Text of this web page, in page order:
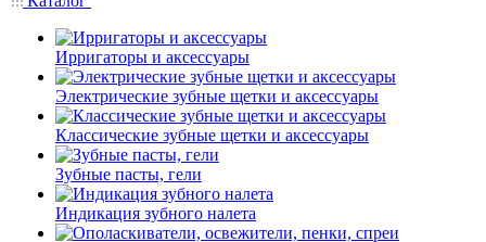
Ирригаторы и аксессуары
Электрические зубные щетки и аксессуары
Классические зубные щетки и аксессуары
Зубные пасты, гели
Индикация зубного налета